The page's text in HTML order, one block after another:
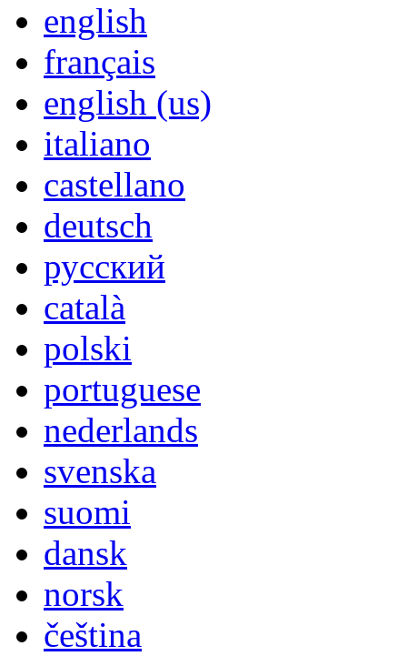
english
français
english (us)
italiano
castellano
deutsch
русский
català
polski
portuguese
nederlands
svenska
suomi
dansk
norsk
čeština